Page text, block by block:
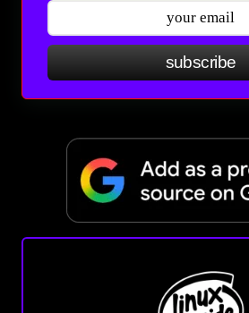
subscribe